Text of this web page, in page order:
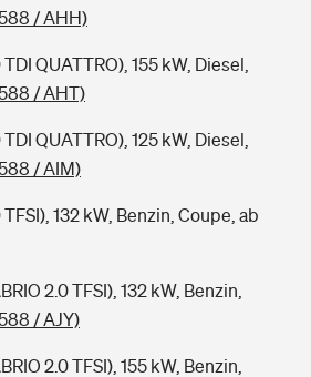
/ AHH)
QUATTRO), 155 kW, Diesel,
/ AHT)
QUATTRO), 125 kW, Diesel,
/ AIM)
132 kW, Benzin, Coupe, ab
2.0 TFSI), 132 kW, Benzin,
/ AJY)
2.0 TFSI), 155 kW, Benzin,